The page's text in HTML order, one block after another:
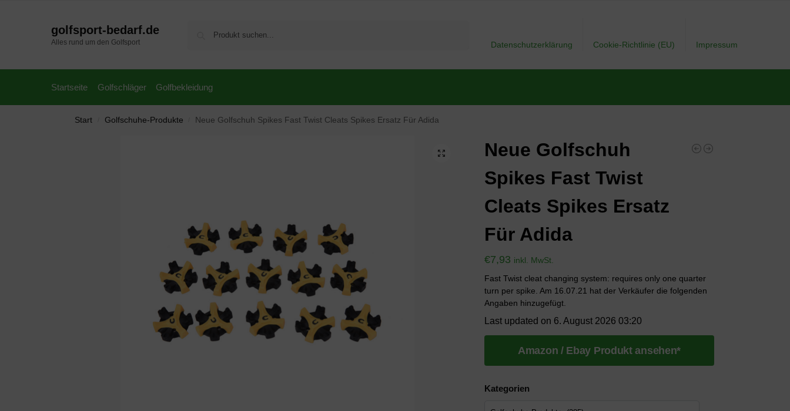
golfsport-bedarf.de
Alles rund um den Golfsport Datenschutzerklärung Cookie-Richtlinie (EU) Impressum
Startseite Golfschläger Golfbekleidung
Start Golfschuhe-Produkte Neue Golfschuh Spikes Fast Twist Cleats Spikes Ersatz Für Adida
Neue Golfschuh
Spikes Fast Twist
Cleats Spikes Ersatz
Für Adida
€7,93 inkl. MwSt.
Fast Twist cleat changing system: requires only one quarter
turn per spike. Am 16.07.21 hat der Verkäufer die folgenden
Angaben hinzugefügt.
Last updated on 6. August 2026 03:20
Amazon / Ebay Produkt ansehen*
Kategorien